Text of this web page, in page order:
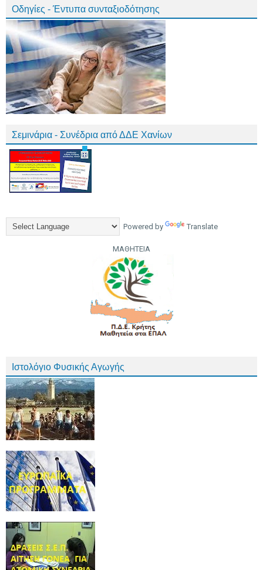
Οδηγίες - Έντυπα συνταξιοδότησης
Σεμινάρια - Συνέδρια από ΔΔΕ Χανίων
Powered by Translate
ΜΑΘΗΤΕΙΑ
Ιστολόγιο Φυσικής Αγωγής